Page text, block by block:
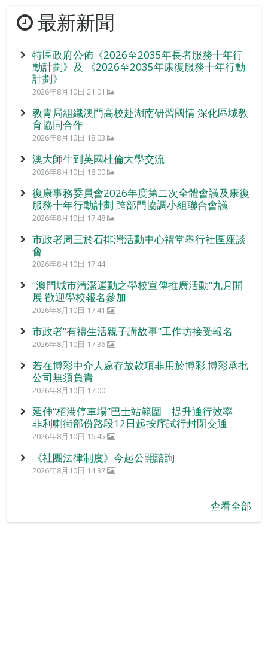
最新新聞
特區政府公佈《2026至2035年長者服務十年行
動計劃》及 《2026至2035年康復服務十年行動
計劃》
2026年8月10日 21:01
教青局組織澳門高校赴湖南研習國情 深化區域教
育協同合作
2026年8月10日 18:03
澳大師生到英國杜倫大學交流
2026年8月10日 18:00
復康事務委員會2026年度第二次全體會議及康復
服務十年行動計劃 跨部門協調小組聯合會議
2026年8月10日 17:48
市政署周三於石排灣活動中心禮堂舉行社區座談
會
2026年8月10日 17:44
“澳門城市清潔運動之學校宣傳推廣活動”九月開
展 歡迎學校報名參加
2026年8月10日 17:41
市政署“有禮生活親子講故事”工作坊接受報名
2026年8月10日 17:36
若在博彩中介人處存放款項非用於博彩 博彩承批
公司無須負責
2026年8月10日 17:00
延伸“栢港停車場”巴士站範圍 提升通行效率
非利喇街部份路段12日起按序試行封閉交通
2026年8月10日 16:45
《社團法律制度》今起公開諮詢
2026年8月10日 14:37
查看全部